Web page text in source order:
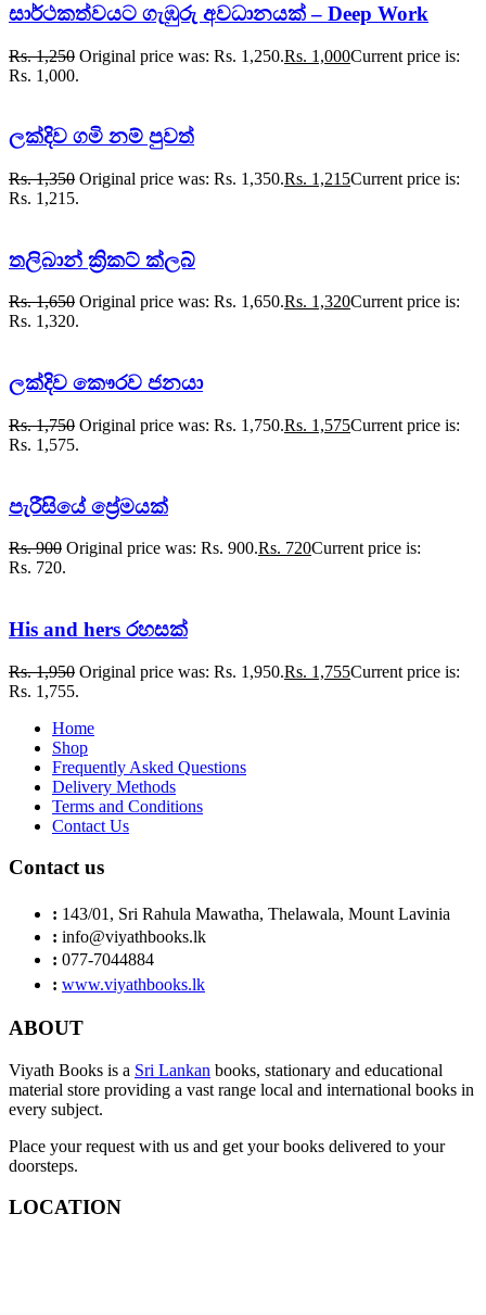
සාර්ථකත්වයට ගැඹුරු අවධානයක් – Deep Work
Rs.1,250 Original price was: Rs. 1,250.Rs. 1,000Current price is:
Rs. 1,000.
ලක්දිව ගමි නම් පුවත්
Rs.1,350 Original price was: Rs. 1,350.Rs. 1,215Current price is:
Rs. 1,215.
තලිබාන් ක්‍රිකට් ක්ලබ්
Rs.1,650 Original price was: Rs. 1,650.Rs. 1,320Current price is:
Rs. 1,320.
ලක්දිව කෞරව ජනයා
Rs.1,750 Original price was: Rs. 1,750.Rs. 1,575Current price is:
Rs. 1,575.
පැරීසියේ ප්‍රේමයක්
Rs.900 Original price was: Rs. 900.Rs. 720Current price is:
Rs. 720.
His and hers රහසක්
Rs.1,950 Original price was: Rs. 1,950.Rs. 1,755Current price is:
Rs. 1,755.
Home
Shop
Frequently Asked Questions
Delivery Methods
Terms and Conditions
Contact Us
Contact us
: 143/01, Sri Rahula Mawatha, Thelawala, Mount Lavinia
: info@viyathbooks.lk
: 077-7044884
: www.viyathbooks.lk
ABOUT
Viyath Books is a Sri Lankan books, stationary and educational
material store providing a vast range local and international books in
every subject.
Place your request with us and get your books delivered to your
doorsteps.
LOCATION